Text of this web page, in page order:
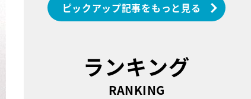
ピックアップ記事をもっと見る
ランキング
RANKING